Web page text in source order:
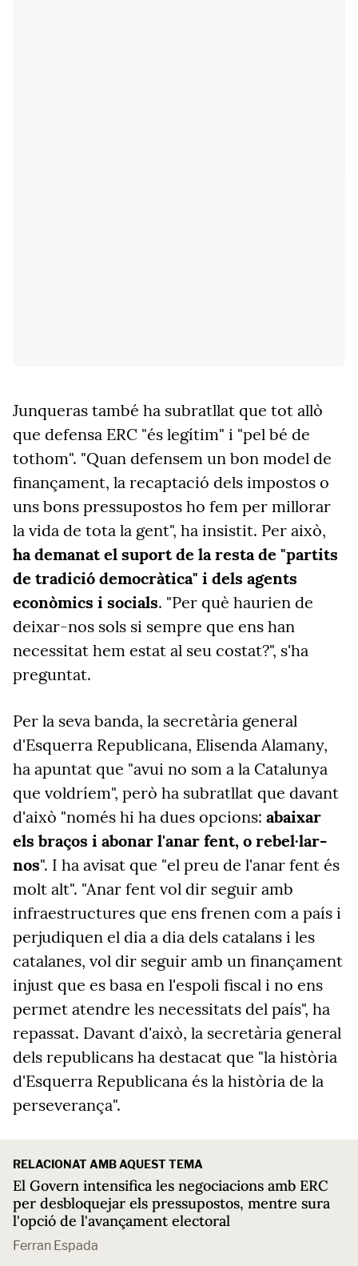
Junqueras també ha subratllat que tot allò
que defensa ERC "és legítim" i "pel bé de
tothom". "Quan defensem un bon model de
finançament, la recaptació dels impostos o
uns bons pressupostos ho fem per millorar
la vida de tota la gent", ha insistit. Per això,
ha demanat el suport de la resta de "partits
de tradició democràtica" i dels agents
econòmics i socials. "Per què haurien de
deixar-nos sols si sempre que ens han
necessitat hem estat al seu costat?", s'ha
preguntat.
Per la seva banda, la secretària general
d'Esquerra Republicana, Elisenda Alamany,
ha apuntat que "avui no som a la Catalunya
que voldríem", però ha subratllat que davant
d'això "només hi ha dues opcions: abaixar
els braços i abonar l'anar fent, o rebel·lar-
nos". I ha avisat que "el preu de l'anar fent és
molt alt". "Anar fent vol dir seguir amb
infraestructures que ens frenen com a país i
perjudiquen el dia a dia dels catalans i les
catalanes, vol dir seguir amb un finançament
injust que es basa en l'espoli fiscal i no ens
permet atendre les necessitats del país", ha
repassat. Davant d'això, la secretària general
dels republicans ha destacat que "la història
d'Esquerra Republicana és la història de la
perseverança".
RELACIONAT AMB AQUEST TEMA
El Govern intensifica les negociacions amb ERC
per desbloquejar els pressupostos, mentre sura
l'opció de l'avançament electoral
Ferran Espada